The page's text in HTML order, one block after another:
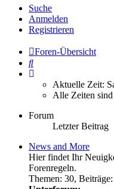
Suche
Anmelden
Registrieren
Foren-Übersicht
Suche
Aktuelle Zeit:
Alle Zeiten sind
Forum
Letzter Beitrag
News and More
Hier findet Ihr
Forenregeln.
Themen: 30, Beiträge: